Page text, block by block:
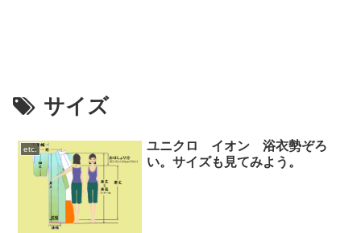
サイズ
etc.
ユニクロ イオン 浴衣勢ぞろ
い。サイズも見てみよう。